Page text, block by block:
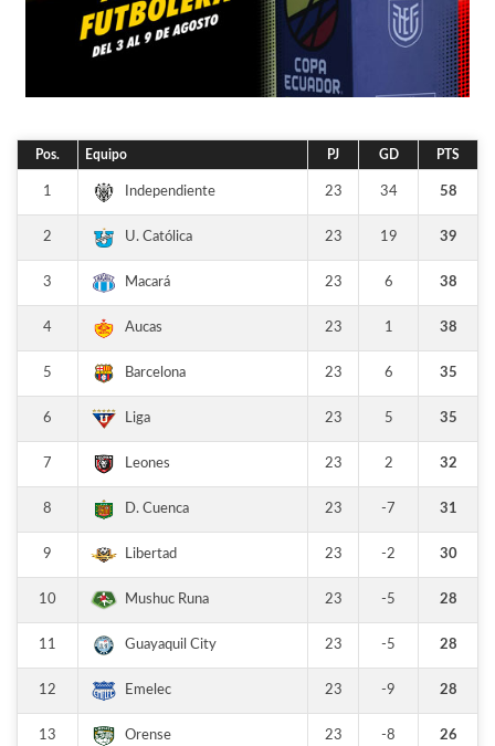
Pos. Equipo PJ GD PTS
1 Independiente 23 34 58
2 U. Católica 23 19 39
3 Macará 23 6 38
4 Aucas 23 1 38
5 Barcelona 23 6 35
6 Liga 23 5 35
7 Leones 23 2 32
8 D. Cuenca 23 -7 31
9 Libertad 23 -2 30
10 Mushuc Runa 23 -5 28
11 Guayaquil City 23 -5 28
12 Emelec 23 -9 28
13 Orense 23 -8 26